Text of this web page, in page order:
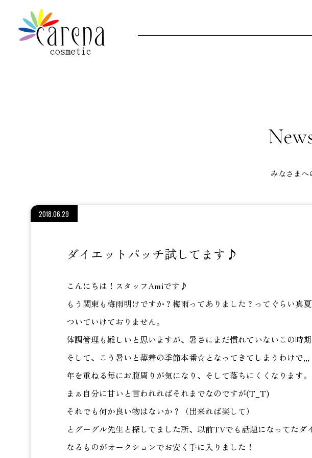
みなさまへ
2018.06.29
ダイエットパッチ試してます♪
こんにちは！スタッフAmiです♪
もう関東も梅雨明けですか？梅雨ってありました？ってぐらい真
ついていけておりません。
体調管理も難しいと思いますが、暑さにまだ慣れていないこの時
そして、こう暑いと薄着の季節本番☆となってきてしまうわけで,,,
年を重ねる毎にお腹周りが気になり、そして落ちにくくなります。
まぁ自分に甘いと言われればそれまでなのですが(T_T)
それでも何か良い物はないか？（出来れば楽して）
とグーグル先生と探してました所、以前TVでも話題になってたダ
なるものがオークションでお安く手に入りました！